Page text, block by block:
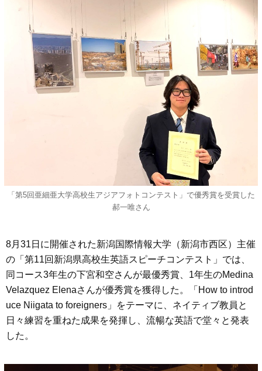
「第5回亜細亜大学高校生アジアフォトコンテスト」で優秀賞を受賞した
郝一唯さん
8月31日に開催された新潟国際情報大学（新潟市西区）主催
の「第11回新潟県高校生英語スピーチコンテスト」では、
同コース3年生の下宮和空さんが最優秀賞、1年生のMedina
Velazquez Elenaさんが優秀賞を獲得した。「How to introd
uce Niigata to foreigners」をテーマに、ネイティブ教員と
日々練習を重ねた成果を発揮し、流暢な英語で堂々と発表
した。